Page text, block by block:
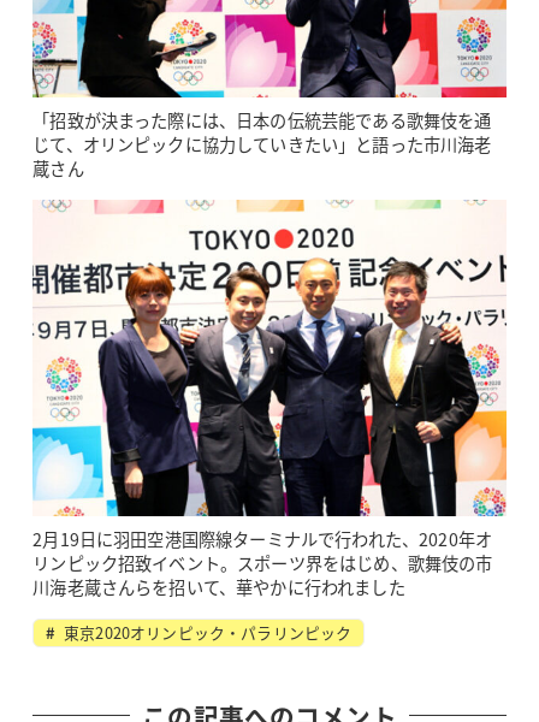
「招致が決まった際には、日本の伝統芸能である歌舞伎を通
じて、オリンピックに協力していきたい」と語った市川海老
蔵さん
2月19日に羽田空港国際線ターミナルで行われた、2020年オ
リンピック招致イベント。スポーツ界をはじめ、歌舞伎の市
川海老蔵さんらを招いて、華やかに行われました
東京2020オリンピック・パラリンピック